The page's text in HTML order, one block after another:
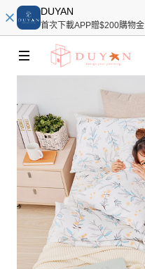
DUYAN
首次下載APP贈$200購物金